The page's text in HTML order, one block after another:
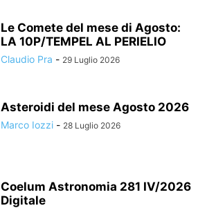
Le Comete del mese di Agosto:
LA 10P/TEMPEL AL PERIELIO
Claudio Pra - 29 Luglio 2026
Asteroidi del mese Agosto 2026
Marco Iozzi - 28 Luglio 2026
Coelum Astronomia 281 IV/2026
Digitale